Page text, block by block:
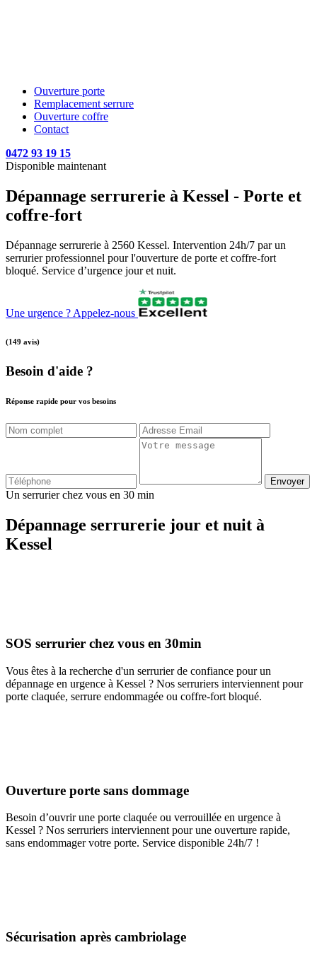
Ouverture porte
Remplacement serrure
Ouverture coffre
Contact
0472 93 19 15
Disponible maintenant
Dépannage serrurerie à Kessel - Porte et
coffre-fort
Dépannage serrurerie à 2560 Kessel. Intervention 24h/7 par un
serrurier professionnel pour l'ouverture de porte et coffre-fort
bloqué. Service d’urgence jour et nuit.
Une urgence ? Appelez-nous
(149 avis)
Besoin d'aide ?
Réponse rapide pour vos besoins
Envoyer
Un serrurier chez vous en 30 min
Dépannage serrurerie jour et nuit à
Kessel
SOS serrurier chez vous en 30min
Vous êtes à la recherche d'un serrurier de confiance pour un
dépannage en urgence à Kessel ? Nos serruriers interviennent pour
porte claquée, serrure endommagée ou coffre-fort bloqué.
Ouverture porte sans dommage
Besoin d’ouvrir une porte claquée ou verrouillée en urgence à
Kessel ? Nos serruriers interviennent pour une ouverture rapide,
sans endommager votre porte. Service disponible 24h/7 !
Sécurisation après cambriolage